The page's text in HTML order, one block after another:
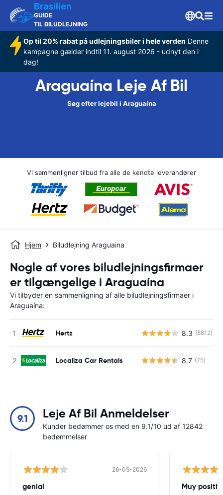
Brasilien
GUIDE
TIL BILUDLEJNING
Op til 20% rabat på udlejningsbiler i hele verden Denne
kampagne gælder indtil 11. august 2026 - udnyt den i
dag!
Araguaína Leje Af Bil
Søg efter lejebil i Araguaína
Vi sammenligner tilbud fra alle de kendte leverandører
Hjem Biludlejning Araguaina
Nogle af vores biludlejningsfirmaer
er tilgængelige i Araguaína
Vi tilbyder en sammenligning af alle biludlejningsfirmaer i
Araguaína:
Hertz 8.3 (8812)
Localiza Car Rentals 8.7 (75)
9.1 Leje Af Bil Anmeldelser
Kunder bedømmer os med en 9.1/10 ud af 12842
bedømmelser
26-05-2026
genial Muy